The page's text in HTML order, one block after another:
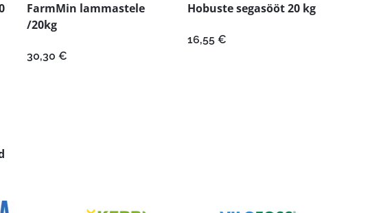
FarmMin lammastele
/20kg
30,30 €
Hobuste segasööt 20 kg
16,55 €